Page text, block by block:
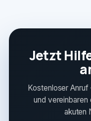
Jetzt
Kostenloser
und vereinbaren
akuten